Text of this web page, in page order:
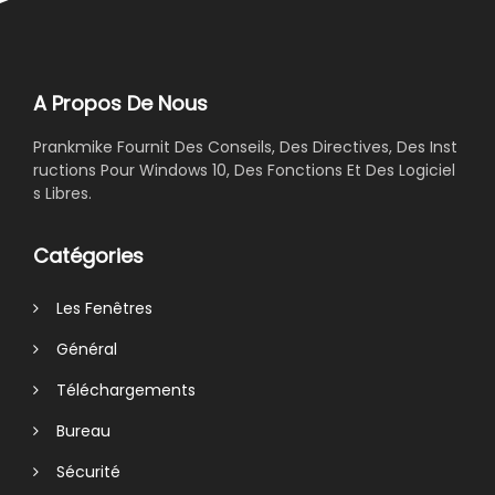
A Propos De Nous
Prankmike Fournit Des Conseils, Des Directives, Des Inst
ructions Pour Windows 10, Des Fonctions Et Des Logiciel
s Libres.
Catégories
Les Fenêtres
Général
Téléchargements
Bureau
Sécurité